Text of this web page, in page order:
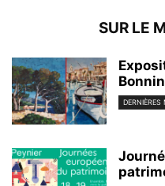
SUR LE
Bonnin
DERNIÈRES